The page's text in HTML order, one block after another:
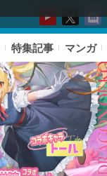
特集記事 マンガ